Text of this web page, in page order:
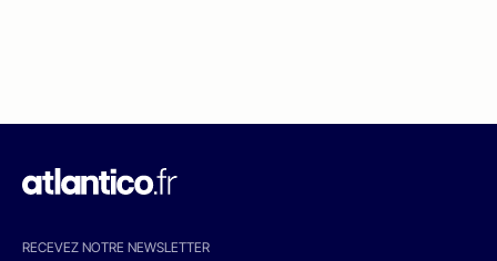
RECEVEZ NOTRE NEWSLETTER